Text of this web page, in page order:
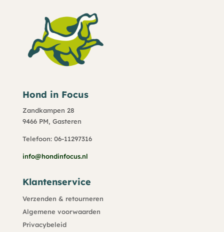
Hond in Focus
Zandkampen 28
9466 PM, Gasteren
Telefoon: 06-11297316
info@hondinfocus.nl
Klantenservice
Verzenden & retourneren
Algemene voorwaarden
Privacybeleid